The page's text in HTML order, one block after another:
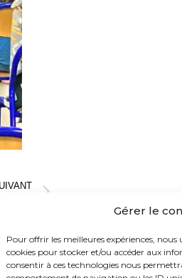
Gérer le
Pour offrir les meilleures expériences, nous
cookies pour stocker et/ou accéder aux
consentir à ces technologies nous
2026
Joseph Strauss
LIENS UTILES
Eduka